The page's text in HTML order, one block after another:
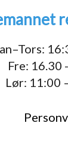
Fre: 16.30
Lør: 11:00